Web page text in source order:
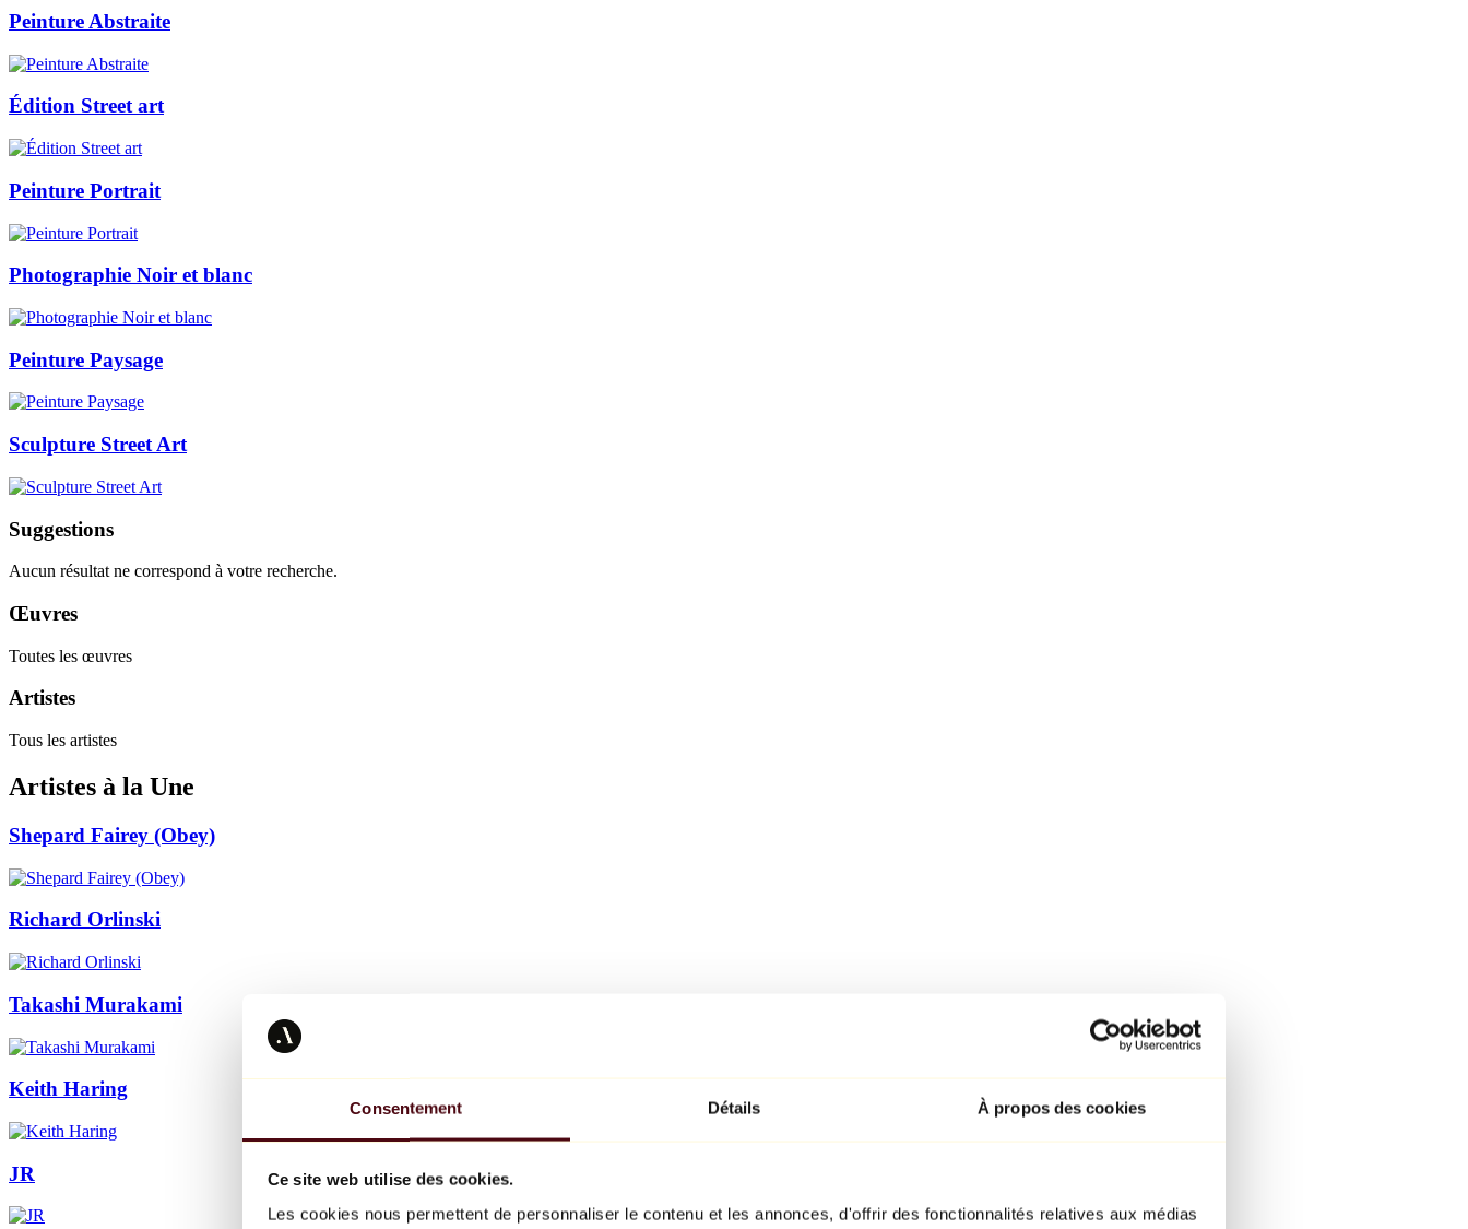
Consentement Détails À propos des cookies
Ce site web utilise des cookies.
Les cookies nous permettent de personnaliser le contenu et les annonces, d'offrir des fonctionnalités relatives aux médias
Peinture Abstraite
Édition Street art
Peinture Portrait
Photographie Noir et blanc
Peinture Paysage
Sculpture Street Art
Suggestions
Aucun résultat ne correspond à votre recherche.
Œuvres
Toutes les œuvres
Artistes
Tous les artistes
Artistes à la Une
Shepard Fairey (Obey)
Richard Orlinski
Takashi Murakami
Keith Haring
JR